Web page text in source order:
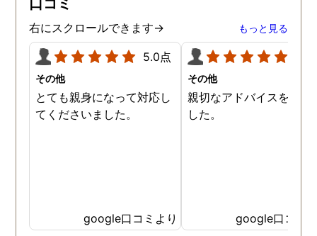
右にスクロールできます→ もっと見る
5.0点
その他
とても親身になって対応し
てくださいました。
google口コミより
その他
親切なアドバイスを頂き
した。
google口コミ